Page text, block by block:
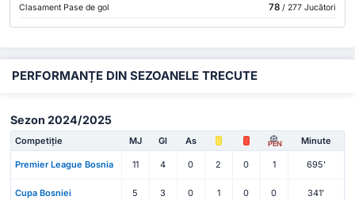
Clasament Pase de gol 78/ 277 Jucători
PERFORMANȚE DIN SEZOANELE TRECUTE
Sezon 2024/2025
Competiție MJ Gl As PEN Minute
Premier League Bosnia 11 4 0 2 0 1 695'
Cupa Bosniei 5 3 0 1 0 0 341'